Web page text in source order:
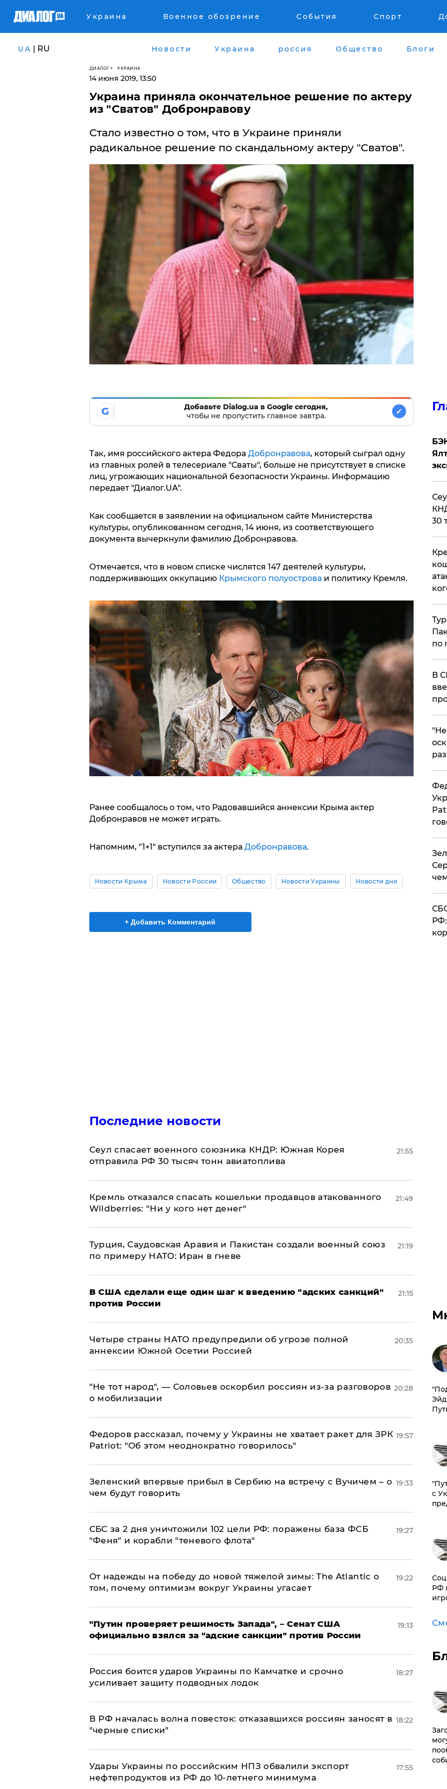
Украина Военное обозрение События Спорт
UA | RU Новости Украина россия Общество Блоги
ДИАЛОГ УКРАИНА
14 июня 2019, 13:50
Украина приняла окончательное решение по актеру
из "Сватов" Добронравову
​Стало известно о том, что в Украине приняли
радикальное решение по скандальному актеру "Сватов".
G
Добавьте Dialog.ua в Google сегодня,
чтобы не пропустить главное завтра.
✓
Так, имя российского актера Федора Добронравова, который сыграл одну
из главных ролей в телесериале "Сваты", больше не присутствует в списке
лиц, угрожающих национальной безопасности Украины. Информацию
передает "Диалог.UA".
Как сообщается в заявлении на официальном сайте Министерства
культуры, опубликованном сегодня, 14 июня, из соответствующего
документа вычеркнули фамилию Добронравова.
Отмечается, что в новом списке числятся 147 деятелей культуры,
поддерживающих оккупацию Крымского полуостроваи политику Кремля.
Ранее сообщалось о том, что Радовавшийся аннексии Крыма актер
Добронравов не может играть.
Напомним, "1+1" вступился за актера Добронравова.
Новости Крыма Новости России Общество Новости Украины Новости дня
+ Добавить Комментарий
Последние новости
​Сеул спасает военного союзника КНДР: Южная Корея
отправила РФ 30 тысяч тонн авиатоплива
21:55
Кремль отказался спасать кошельки продавцов атакованного
Wildberries: "Ни у кого нет денег"
21:49
Турция, Саудовская Аравия и Пакистан создали военный союз
по примеру НАТО: Иран в гневе
21:19
В США сделали еще один шаг к введению "адских санкций"
против России
21:15
Четыре страны НАТО предупредили об угрозе полной
аннексии Южной Осетии Россией
20:35
​"Не тот народ", — Соловьев оскорбил россиян из-за разговоров
о мобилизации
20:28
Федоров рассказал, почему у Украины не хватает ракет для ЗРК
Patriot: "Об этом неоднократно говорилось"
19:57
Зеленский впервые прибыл в Сербию на встречу с Вучичем – о
чем будут говорить
19:33
СБС за 2 дня уничтожили 102 цели РФ: поражены база ФСБ
"Феня" и корабли "теневого флота"
19:27
От надежды на победу до новой тяжелой зимы: The Atlantic о
том, почему оптимизм вокруг Украины угасает
19:22
"Путин проверяет решимость Запада", – Сенат США
официально взялся за "адские санкции" против России
19:13
Россия боится ударов Украины по Камчатке и срочно
усиливает защиту подводных лодок
18:27
​В РФ началась волна повесток: отказавшихся россиян заносят в
"черные списки"
18:22
Удары Украины по российским НПЗ обвалили экспорт
нефтепродуктов из РФ до 10-летнего минимума
17:55
30
по
В
с
РФ